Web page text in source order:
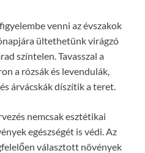
venni az évszakok
ültethetünk virágzó
színtelen. Tavasszal a
a rózsák és levendulák,
árvácskák díszítik a teret.
nemcsak esztétikai
egészségét is védi. Az
választott növények